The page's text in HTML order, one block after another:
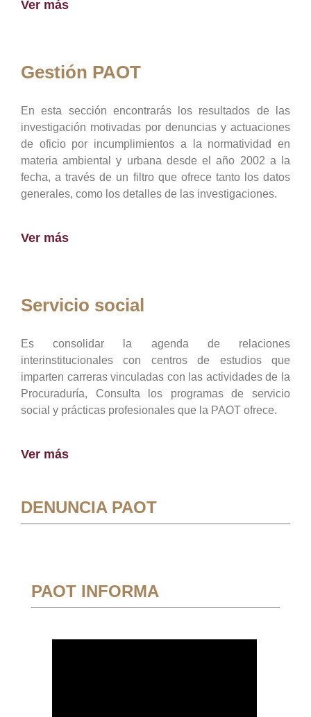
Ver más
Gestión PAOT
En esta sección encontrarás los resultados de las
investigación motivadas por denuncias y actuaciones
de oficio por incumplimientos a la normatividad en
materia ambiental y urbana desde el año 2002 a la
fecha, a través de un filtro que ofrece tanto los datos
generales, como los detalles de las investigaciones.
Ver más
Servicio social
Es consolidar la agenda de relaciones
interinstitucionales con centros de estudios que
imparten carreras vinculadas con las actividades de la
Procuraduría, Consulta los programas de servicio
social y prácticas profesionales que la PAOT ofrece.
Ver más
DENUNCIA PAOT
PAOT INFORMA